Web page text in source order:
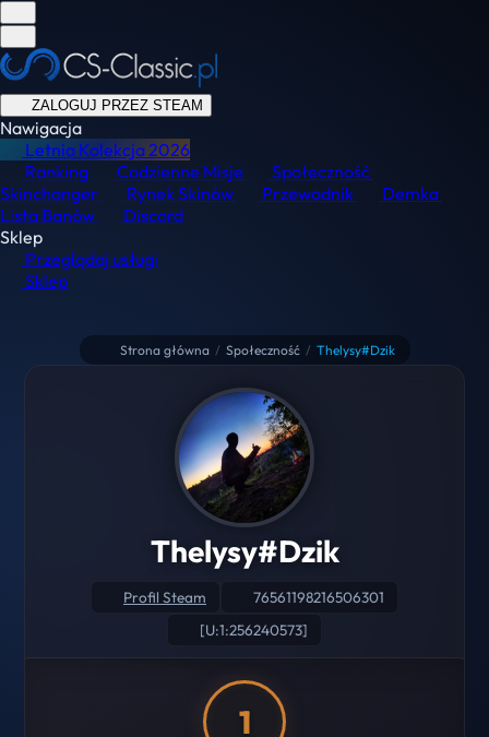
ZALOGUJ PRZEZ STEAM
Nawigacja
Letnia Kolekcja2026
Ranking
Codzienne Misje
Społeczność
Skinchanger
Rynek Skinów Przewodnik
Demka
Lista Banów
Discord
Sklep
Przeglądaj usługi
Sklep
Strona główna / Społeczność / Thelysy#Dzik
Thelysy#Dzik
Profil Steam
76561198216506301
[U:1:256240573]
1